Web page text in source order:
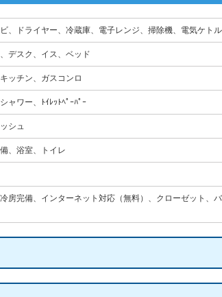
、ドライヤー、冷蔵庫、電子レンジ、掃除機、電気ケトル
デスク、イス、ベッド
ッチン、ガスコンロ
ャワー、ﾄｲﾚｯﾄﾍﾟｰﾊﾟｰ
シュ
、浴室、トイレ
房完備、インターネット対応（無料）、クローゼット、